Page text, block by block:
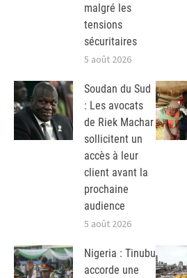
malgré les
tensions
sécuritaires
5 août 2026
Soudan du Sud
: Les avocats
de Riek Machar
sollicitent un
accès à leur
client avant la
prochaine
audience
5 août 2026
Nigeria : Tinubu
accorde une